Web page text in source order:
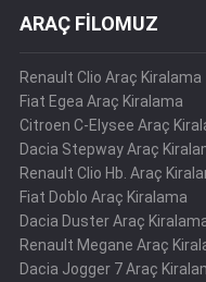
ARAÇ FİLOMUZ
Renault Clio Araç Kiralama
Fiat Egea Araç Kiralama
Citroen C-Elysee Araç
Dacia Stepway Araç
Renault Clio Hb. Araç
Fiat Doblo Araç Kiralama
Dacia Duster Araç
Renault Megane Araç
Dacia Jogger 7 Araç